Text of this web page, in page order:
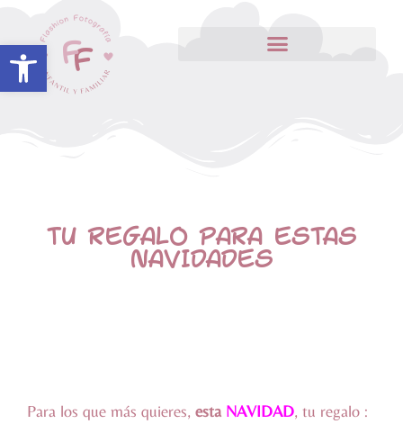
Abrir barra de herramientas
TU REGALO PARA ESTAS
NAVIDADES
Para los que más quieres, esta NAVIDAD, tu regalo :